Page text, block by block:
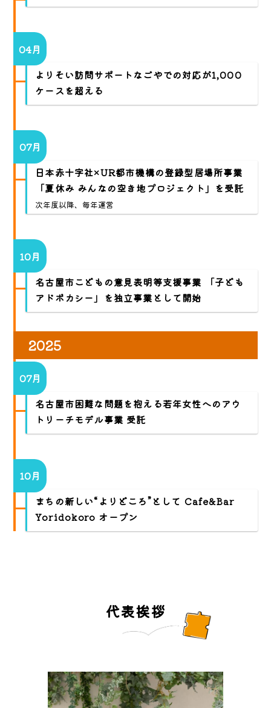
04月
よりそい訪問サポートなごやでの対応が1,000
ケースを超える
07月
日本赤十字社×UR都市機構の登録型居場所事業
「夏休み みんなの空き地プロジェクト」を受託
次年度以降、毎年運営
10月
名古屋市こどもの意見表明等支援事業 「子ども
アドボカシー」を独立事業として開始
2025
07月
名古屋市困難な問題を抱える若年女性へのアウ
トリーチモデル事業 受託
10月
まちの新しい“よりどころ”として Cafe&Bar
Yoridokoro オープン
代表挨拶